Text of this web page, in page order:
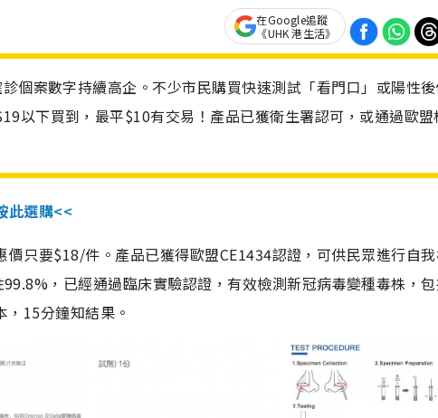
在Google追蹤
《UHK 港生活》
個案數字持續高企。不少市民購買快速測試「看門口」或陽性
以下買到，最平$10有交易！產品已獲衛生署認可，或通過歐盟
此選購<<
只要$18/件。產品已獲得歐盟CE1434認證，可供民眾進行自
，已經通過臨床實驗認證，有效檢測新冠病毒變種毒株，
15分鐘知結果。